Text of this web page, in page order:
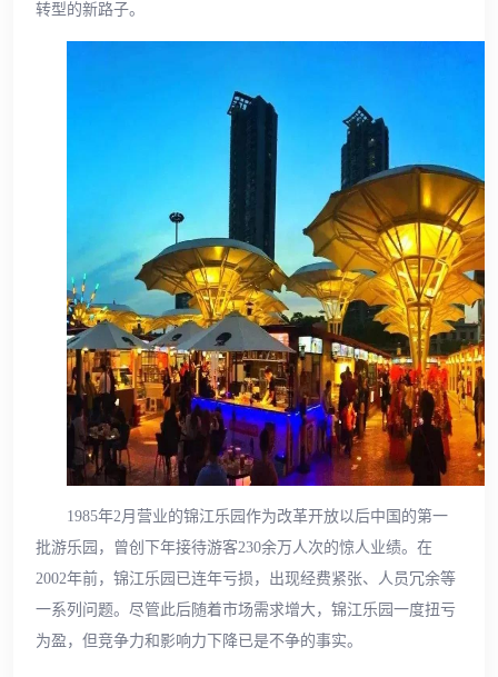
转型的新路子。
1985年2月营业的锦江乐园作为改革开放以后中国的第一
批游乐园，曾创下年接待游客230余万人次的惊人业绩。在
2002年前，锦江乐园已连年亏损，出现经费紧张、人员冗余等
一系列问题。尽管此后随着市场需求增大，锦江乐园一度扭亏
为盈，但竞争力和影响力下降已是不争的事实。